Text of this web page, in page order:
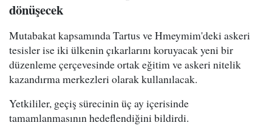
dönüşecek
Mutabakat kapsamında Tartus ve Hmeymim'deki askeri
tesisler ise iki ülkenin çıkarlarını koruyacak yeni bir
düzenleme çerçevesinde ortak eğitim ve askeri nitelik
kazandırma merkezleri olarak kullanılacak.
Yetkililer, geçiş sürecinin üç ay içerisinde
tamamlanmasının hedeflendiğini bildirdi.